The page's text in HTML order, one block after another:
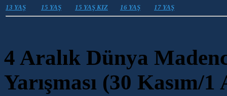
13 YAŞ 15 YAŞ 15 YAŞ KIZ 16 YAŞ 17 YAŞ
4 Aralık Dünya
Yarışması (30 Kasım/